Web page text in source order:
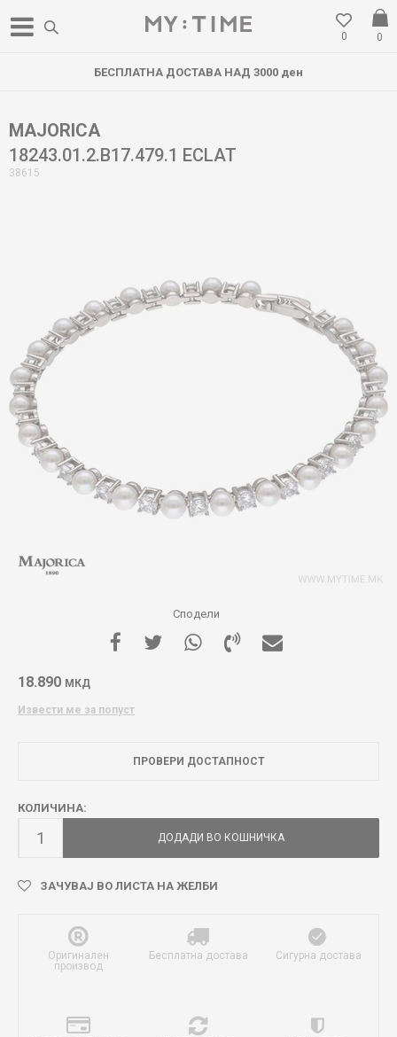
0
0
БЕСПЛАТНА ДОСТАВА НАД 3000 ден
MAJORICA
18243.01.2.B17.479.1 ECLAT
38615
Сподели
18.890 МКД
Извести ме за попуст
ПРОВЕРИ ДОСТАПНОСТ
КОЛИЧИНА:
ДОДАДИ ВО КОШНИЧКА
ЗАЧУВАЈ ВО ЛИСТА НА ЖЕЛБИ
Оригинален
производ
Бесплатна достава Сигурна достава